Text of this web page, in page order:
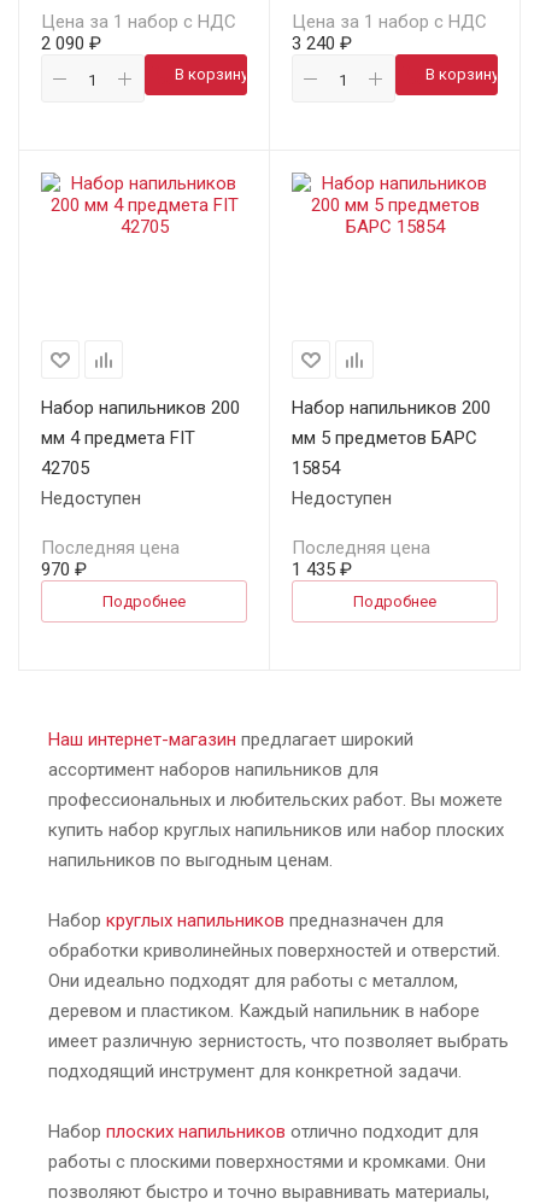
Цена за 1 набор с НДС
2 090 ₽
В корзину
Цена за 1 набор с НДС
3 240 ₽
В корзину
Набор напильников 200
мм 4 предмета FIT
42705
Недоступен
Последняя цена
970 ₽
Подробнее
Набор напильников 200
мм 5 предметов БАРС
15854
Недоступен
Последняя цена
1 435 ₽
Подробнее
Наш интернет-магазин предлагает широкий
ассортимент наборов напильников для
профессиональных и любительских работ. Вы можете
купить набор круглых напильников или набор плоских
напильников по выгодным ценам.
Набор круглых напильников предназначен для
обработки криволинейных поверхностей и отверстий.
Они идеально подходят для работы с металлом,
деревом и пластиком. Каждый напильник в наборе
имеет различную зернистость, что позволяет выбрать
подходящий инструмент для конкретной задачи.
Набор плоских напильников отлично подходит для
работы с плоскими поверхностями и кромками. Они
позволяют быстро и точно выравнивать материалы,